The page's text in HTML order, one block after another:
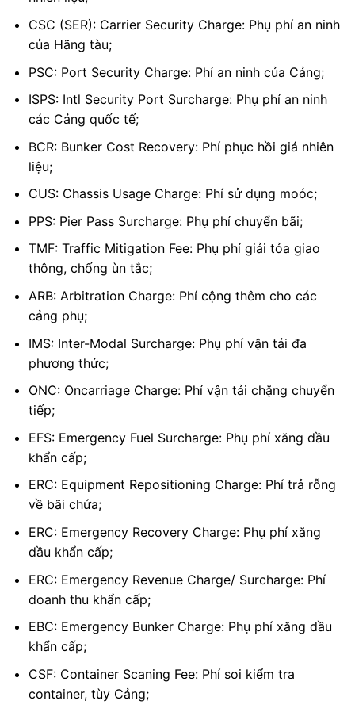
CSC (SER): Carrier Security Charge: Phụ phí an ninh
của Hãng tàu;
PSC: Port Security Charge: Phí an ninh của Cảng;
ISPS: Intl Security Port Surcharge: Phụ phí an ninh
các Cảng quốc tế;
BCR: Bunker Cost Recovery: Phí phục hồi giá nhiên
liệu;
CUS: Chassis Usage Charge: Phí sử dụng moóc;
PPS: Pier Pass Surcharge: Phụ phí chuyển bãi;
TMF: Traffic Mitigation Fee: Phụ phí giải tỏa giao
thông, chống ùn tắc;
ARB: Arbitration Charge: Phí cộng thêm cho các
cảng phụ;
IMS: Inter-Modal Surcharge: Phụ phí vận tải đa
phương thức;
ONC: Oncarriage Charge: Phí vận tải chặng chuyển
tiếp;
EFS: Emergency Fuel Surcharge: Phụ phí xăng dầu
khẩn cấp;
ERC: Equipment Repositioning Charge: Phí trả rỗng
về bãi chứa;
ERC: Emergency Recovery Charge: Phụ phí xăng
dầu khẩn cấp;
ERC: Emergency Revenue Charge/ Surcharge: Phí
doanh thu khẩn cấp;
EBC: Emergency Bunker Charge: Phụ phí xăng dầu
khẩn cấp;
CSF: Container Scaning Fee: Phí soi kiểm tra
container, tùy Cảng;